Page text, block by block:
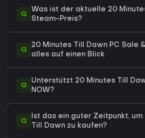
Q
Was ist der aktuelle 20
Steam-Preis?
Q
20 Minutes Till Dawn PC Sale
alles auf einen Blick
Q
Unterstützt 20 Minutes Till
NOW?
Q
Ist das ein guter Zeitpunkt, um
Till Dawn zu kaufen?